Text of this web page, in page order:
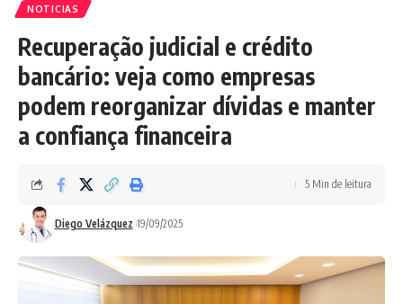
NOTICIAS
Recuperação judicial e crédito
bancário: veja como empresas
podem reorganizar dívidas e manter
a confiança financeira
Diego Velázquez 19/09/2025
5 Min de leitura